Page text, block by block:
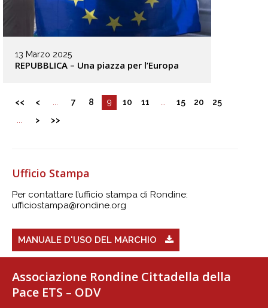
13 Marzo 2025
REPUBBLICA – Una piazza per l’Europa
<< < 7 8 9 10 11 15 20
25
> >>
Ufficio Stampa
Per contattare l’ufficio stampa di Rondine:
ufficiostampa@rondine.org
MANUALE D'USO DEL MARCHIO
Associazione Rondine Cittadella della
Pace ETS – ODV